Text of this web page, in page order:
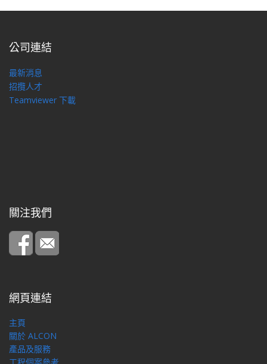
公司連結
最新消息
招攬人才
Teamviewer 下載
關注我們
網頁連結
主頁
關於 ALCON
產品及服務